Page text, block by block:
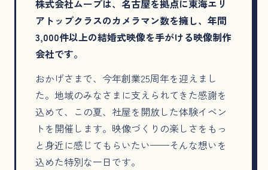
株式会社ムーブは、名古屋を拠点に東海エリ
アトップクラスのカメラマン数を擁し、年間
3,000件以上の結婚式映像を手がける映像制作
会社です。
おかげさまで、今年創業25周年を迎えまし
た。地域のみなさまに支えられてきた感謝を
込めて、この夏、社屋を開放した体験イベン
トを開催します。映像づくりの楽しさをもっ
と身近に感じてもらいたい——そんな想いを
込めた特別な一日です。